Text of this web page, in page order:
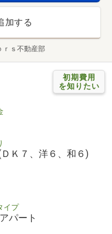
加する
ｒｓ不動産部
初期費用
を知りたい
Ｋ７、洋６、和６)
イプ
パート